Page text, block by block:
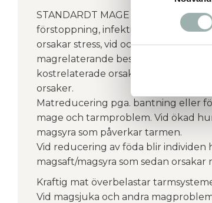
STANDARDT MAGE PLUS kan
förstoppning, infektioner/
orsakar stress, vid och efter
magrelaterande besvär. Mage och
kostrelaterade orsaker, men även
orsaker.
Matreducering pga. bantning eller
mage och tarmproblem. Vid ökad
magsyra som påverkar tarmen.
Vid reducering av föda blir
magsaft/magsyra som sedan
Kraftig mat överbelastar
Vid magsjuka och andra